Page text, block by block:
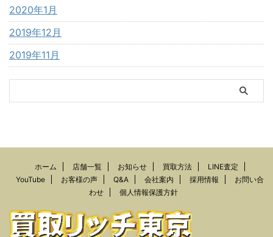
2020年1月
2019年12月
2019年11月
ホーム 店舗一覧 お知らせ 買取方法
LINE査定
YouTube
お客様の声 Q&A 会社案内 採用情報
お問い合
わせ
個人情報保護方針